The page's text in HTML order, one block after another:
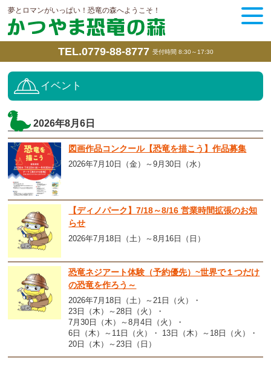
夢とロマンがいっぱい！恐竜の森へようこそ！
TEL.0779-88-8777 受付時間 8:30～17:30
イベント
2026年8月6日
図画作品コンクール【恐竜を描こう】作品募集
2026年7月10日（金）～9月30日（水）
【ディノパーク】7/18～8/16 営業時間拡張のお知
らせ
2026年7月18日（土）～8月16日（日）
恐竜ネジアート体験（予約優先）~世界で１つだけ
の恐竜を作ろう～
2026年7月18日（土）～21日（火）
23日（木）～28日（火）
7月30日（木）～8月4日（火）
6日（木）～11日（火）
13日（木）～18日（火）
20日（木）～23日（日）